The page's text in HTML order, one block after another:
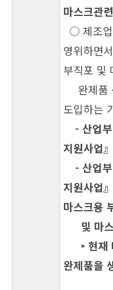
마스크관
○ 제조
영위하면
부직포 및
완제품
도입하는
- 산업부
지원사업
- 산업부
지원사업
마스크용
및 마스
‣ 현재
완제품을